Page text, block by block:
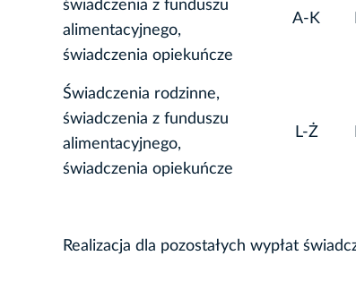
świadczenia z funduszu
alimentacyjnego,
świadczenia opiekuńcze
A-K
Świadczenia rodzinne,
świadczenia z funduszu
alimentacyjnego,
świadczenia opiekuńcze
L-Ż
Realizacja dla pozostałych wypłat